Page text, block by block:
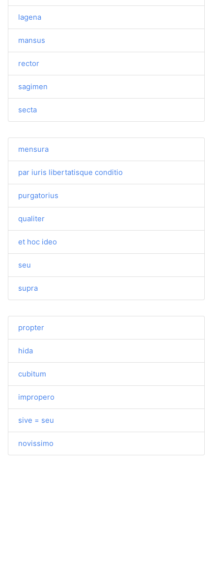
lagena
mansus
rector
sagimen
secta
mensura
par iuris libertatisque conditio
purgatorius
qualiter
et hoc ideo
seu
supra
propter
hida
cubitum
impropero
sive = seu
novissimo